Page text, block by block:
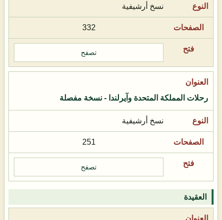
نسخ أرشيفية
332
تصفح
رحلات المملكة المتحدة وآيرلندا - نسخة مفصلة
نسخ أرشيفية
251
تصفح
العقيدة